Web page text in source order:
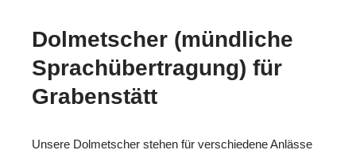
Dolmetscher (mündliche
Sprachübertragung) für
Grabenstätt
Unsere Dolmetscher stehen für verschiedene Anlässe